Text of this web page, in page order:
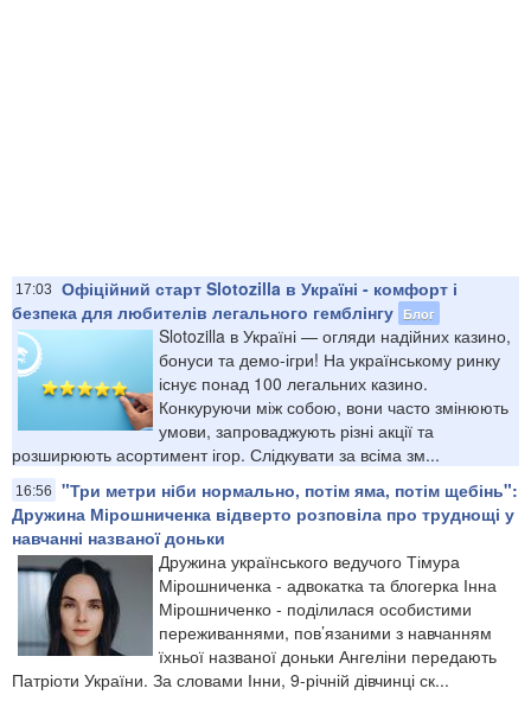
17:03
Офіційний старт Slotozilla в Україні - комфорт і
безпека для любителів легального гемблінгу Блог
Slotozilla в Україні — огляди надійних казино,
бонуси та демо-ігри! На українському ринку
існує понад 100 легальних казино.
Конкуруючи між собою, вони часто змінюють
умови, запроваджують різні акції та
розширюють асортимент ігор. Слідкувати за всіма зм...
16:56
"Три метри ніби нормально, потім яма, потім щебінь":
Дружина Мірошниченка відверто розповіла про труднощі у
навчанні названої доньки
Дружина українського ведучого Тімура
Мірошниченка - адвокатка та блогерка Інна
Мірошниченко - поділилася особистими
переживаннями, пов’язаними з навчанням
їхньої названої доньки Ангеліни передають
Патріоти України. За словами Інни, 9-річній дівчинці ск...